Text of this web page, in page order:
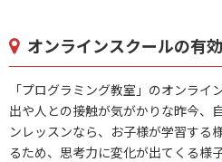
オンラインスクールの有
「プログラミング教室」のオンライ
出や人との接触が気がかりな昨今、
ンレッスンなら、お子様が学習する
るため、思考力に変化が出てくる様